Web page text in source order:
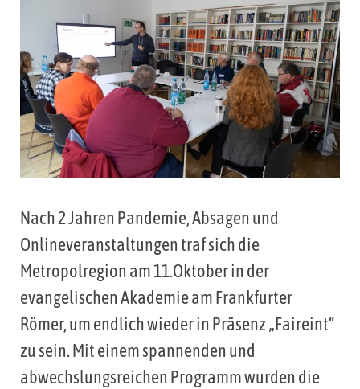
Nach 2 Jahren Pandemie, Absagen und
Onlineveranstaltungen traf sich die
Metropolregion am 11.Oktober in der
evangelischen Akademie am Frankfurter
Römer, um endlich wieder in Präsenz „Faireint“
zu sein. Mit einem spannenden und
abwechslungsreichen Programm wurden die